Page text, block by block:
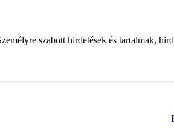
szabott hirdetések és tartalmak,